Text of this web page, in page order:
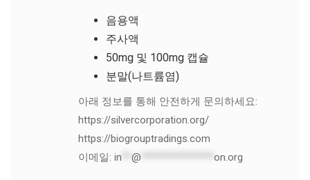
음용액
주사액
50mg 및 100mg 캡슐
분말(나트륨염)
아래 정보를 통해 안전하게 문의하세요:
https://silvercorporation.org/
https://biogrouptradings.com
이메일: in @ on.org